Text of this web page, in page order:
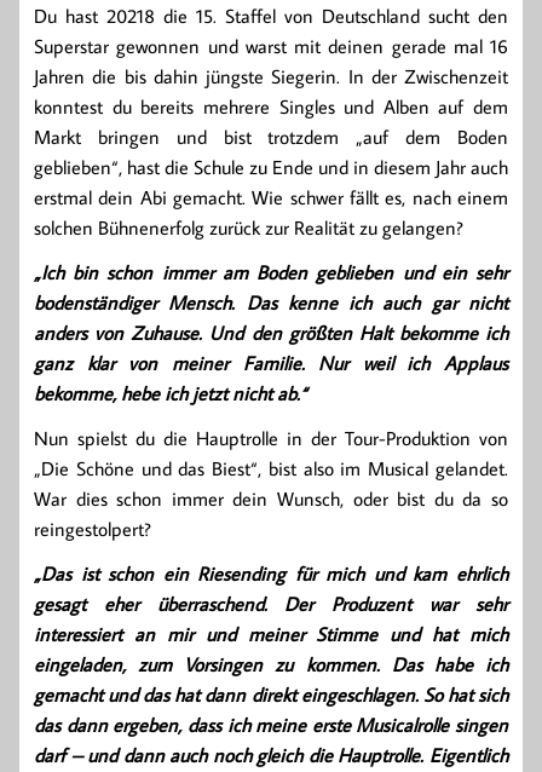
Du hast 20218 die 15. Staffel von Deutschland sucht den
Superstar gewonnen und warst mit deinen gerade mal 16
Jahren die bis dahin jüngste Siegerin. In der Zwischenzeit
konntest du bereits mehrere Singles und Alben auf dem
Markt bringen und bist trotzdem „auf dem Boden
geblieben“, hast die Schule zu Ende und in diesem Jahr auch
erstmal dein Abi gemacht. Wie schwer fällt es, nach einem
solchen Bühnenerfolg zurück zur Realität zu gelangen?
„Ich bin schon immer am Boden geblieben und ein sehr
bodenständiger Mensch. Das kenne ich auch gar nicht
anders von Zuhause. Und den größten Halt bekomme ich
ganz klar von meiner Familie. Nur weil ich Applaus
bekomme, hebe ich jetzt nicht ab.“
Nun spielst du die Hauptrolle in der Tour-Produktion von
„Die Schöne und das Biest“, bist also im Musical gelandet.
War dies schon immer dein Wunsch, oder bist du da so
reingestolpert?
„Das ist schon ein Riesending für mich und kam ehrlich
gesagt eher überraschend. Der Produzent war sehr
interessiert an mir und meiner Stimme und hat mich
eingeladen, zum Vorsingen zu kommen. Das habe ich
gemacht und das hat dann direkt eingeschlagen. So hat sich
das dann ergeben, dass ich meine erste Musicalrolle singen
darf – und dann auch noch gleich die Hauptrolle. Eigentlich